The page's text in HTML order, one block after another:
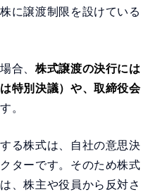
に譲渡制限を設けている
合、 株式譲渡の決行には
特別決議）や、取締役会
。
る株式は、自社の意思決
ターです。そのため株式
、株主や役員から反対さ